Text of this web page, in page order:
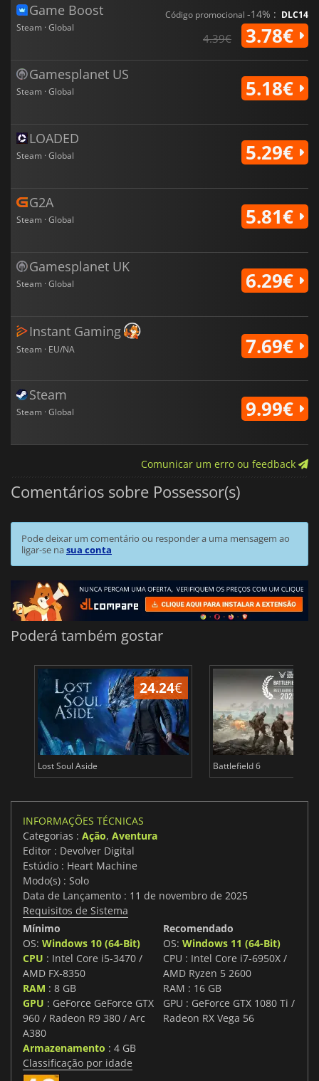
Game Boost
Steam · Global
Código promocional -14% : DLC14
4.39€ 3.78€
Gamesplanet US
Steam · Global 5.18€
LOADED
Steam · Global 5.29€
G2A
Steam · Global 5.81€
Gamesplanet UK
Steam · Global 6.29€
Instant Gaming
Steam · EU/NA 7.69€
Steam
Steam · Global 9.99€
Comunicar um erro ou feedback
Comentários sobre Possessor(s)
Pode deixar um comentário ou responder a uma mensagem ao
ligar-se nasua conta
Poderá também gostar
24.24€
Lost Soul Aside Battlefield 6
INFORMAÇÕES TÉCNICAS
Categorias : Ação, Aventura
Editor : Devolver Digital
Estúdio : Heart Machine
Modo(s) : Solo
Data de Lançamento : 11 de novembro de 2025
Requisitos de Sistema
Mínimo
OS: Windows 10 (64-Bit)
CPU : Intel Core i5-3470 /
AMD FX-8350
RAM : 8 GB
GPU : GeForce GeForce GTX
960 / Radeon R9 380 / Arc
A380
Armazenamento : 4 GB
Recomendado
OS: Windows 11 (64-Bit)
CPU : Intel Core i7-6950X /
AMD Ryzen 5 2600
RAM : 16 GB
GPU : GeForce GTX 1080 Ti /
Radeon RX Vega 56
Classificação por idade